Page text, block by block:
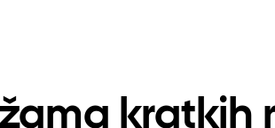
kratkih